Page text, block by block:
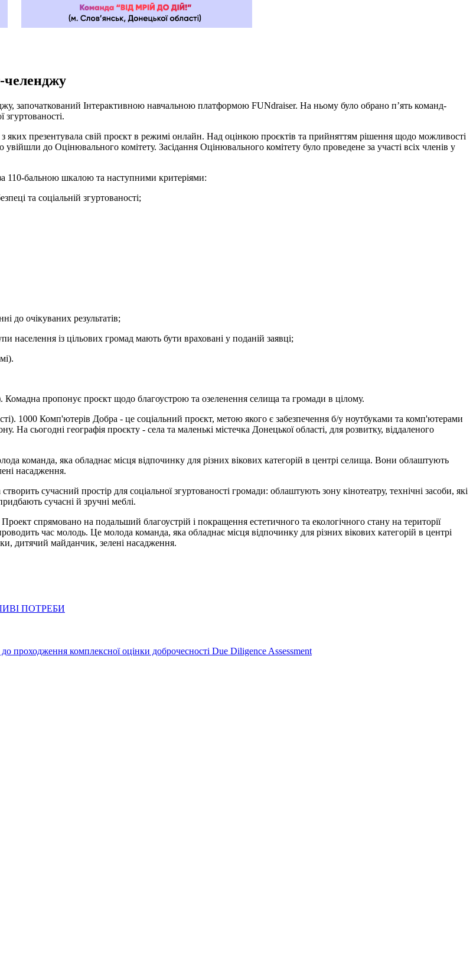
челенджу
започаткований Інтерактивною навчальною платформою FUNdraiser. На ньому було обрано п’ять команд-
згуртованості.
яких презентувала свій проєкт в режимі онлайн. Над оцінкою проєктів та прийняттям рішення щодо можливості
до Оцінювального комітету. Засідання Оцінювального комітету було проведене за участі всіх членів у
110-бальною шкалою та наступними критеріями:
та соціальній згуртованості;
до очікуваних результатів;
населення із цільових громад мають бути враховані у поданій заявці;
пропонує проєкт щодо благоустрою та озеленення селища та громади в цілому.
1000 Комп'ютерів Добра - це соціальний проєкт, метою якого є забезпечення б/у ноутбуками та комп'ютерами
На сьогодні географія проєкту - села та маленькі містечка Донецької області, для розвитку, віддаленого
команда, яка обладнає місця відпочинку для різних вікових категорій в центрі селища. Вони облаштують
насадження.
сучасний простір для соціальної згуртованості громади: облаштують зону кінотеатру, технічні засоби, які
сучасні й зручні меблі.
спрямовано на подальший благоустрій і покращення естетичного та екологічного стану на території
час молодь. Це молода команда, яка обладнає місця відпочинку для різних вікових категорій в центрі
дитячий майданчик, зелені насадження.
ПОТРЕБИ
проходження комплексної оцінки доброчесності Due Diligence Assessment